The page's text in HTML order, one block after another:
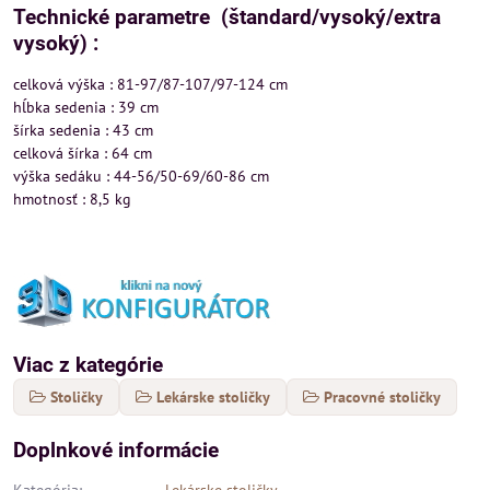
Technické parametre (štandard/vysoký/extra
vysoký) :
celková výška : 81-97/87-107/97-124 cm
hĺbka sedenia : 39 cm
šírka sedenia : 43 cm
celková šírka : 64 cm
výška sedáku : 44-56/50-69/60-86 cm
hmotnosť : 8,5 kg
Viac z kategórie
Stoličky Lekárske stoličky Pracovné stoličky
Doplnkové informácie